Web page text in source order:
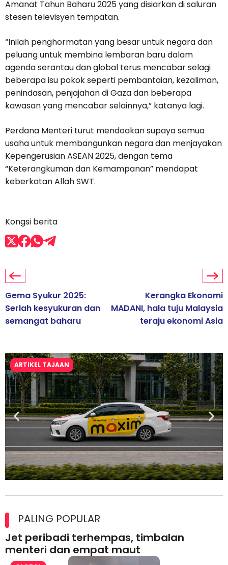
Amanat Tahun Baharu 2025 yang disiarkan di saluran
stesen televisyen tempatan.
“Inilah penghormatan yang besar untuk negara dan
peluang untuk membina lembaran baru dalam
agenda serantau dan global terus mencabar selagi
beberapa isu pokok seperti pembantaian, kezaliman,
penindasan, penjajahan di Gaza dan beberapa
kawasan yang mencabar selainnya,” katanya lagi.
Perdana Menteri turut mendoakan supaya semua
usaha untuk membangunkan negara dan menjayakan
Kepengerusian ASEAN 2025, dengan tema
“Keterangkuman dan Kemampanan” mendapat
keberkatan Allah SWT.
Kongsi berita
Gema Syukur 2025:
Serlah kesyukuran dan
semangat baharu
Kerangka Ekonomi
MADANI, hala tuju Malaysia
teraju ekonomi Asia
ARTIKEL TAJAAN
lesen separuh pertama 2026
PALING POPULAR
Jet peribadi terhempas, timbalan
menteri dan empat maut